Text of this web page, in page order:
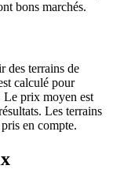
bons marchés.
des terrains de
calculé pour
Le prix moyen est
Les terrains
en compte.